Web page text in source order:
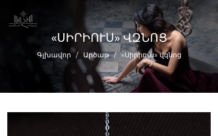
«ՍԻՐԻՈՒՍ» ՎԶՆՈՑ
Գլխավոր / Արծաթ / «Սիրիուս» վզնոց